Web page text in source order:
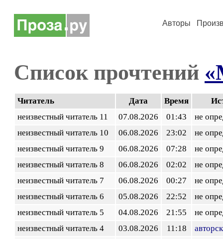
Авторы
Список прочтений
Читатель Дата Время
неизвестный читатель 11
07.08.2026 01:43
не
неизвестный читатель 10
06.08.2026 23:02
не
неизвестный читатель 9
06.08.2026 07:28
не
неизвестный читатель 8
06.08.2026 02:02
не
неизвестный читатель 7
06.08.2026 00:27
не
неизвестный читатель 6
05.08.2026 22:52
не
неизвестный читатель 5
04.08.2026 21:55
не
неизвестный читатель 4
03.08.2026 11:18